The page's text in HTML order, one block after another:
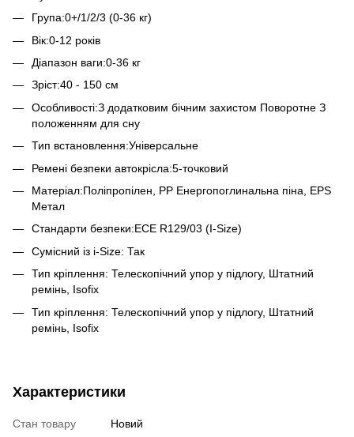
Група:0+/1/2/3 (0-36 кг)
Вік:0-12 років
Діапазон ваги:0-36 кг
Зріст:40 - 150 см
Особливості:З додатковим бічним захистом Поворотне З
положенням для сну
Тип встановлення:Універсальне
Ремені безпеки автокрісла:5-точковий
Матеріал:Поліпропілен, PP Енергопоглинальна піна, EPS
Метал
Стандарти безпеки:ECE R129/03 (I-Size)
Сумісний із i-Size: Так
Тип кріплення: Телескопічний упор у підлогу, Штатний
ремінь, Isofix
Тип кріплення: Телескопічний упор у підлогу, Штатний
ремінь, Isofix
Характеристики
Стан товару Новий